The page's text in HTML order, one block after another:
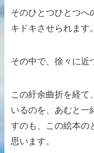
そのひとつひとつへ
キドキさせられます。
その中で、徐々に近
この紆余曲折を経て
いるのを、あむと一
すのも、この絵本の
思います。